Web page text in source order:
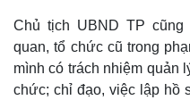
Chủ tịch UBND TP
quan, tổ chức cũ trong
mình có trách nhiệm quản
chức; chỉ đạo, việc lập hồ